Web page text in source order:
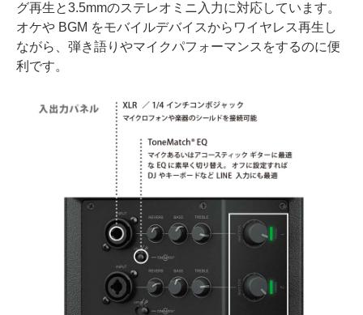
グ再生と3.5mmのステレオミニ入力に対応しています。
オケや BGM をモバイルデバイスからワイヤレス再生し
ながら、弾き語りやマイクパフォーマンスをするのに便
利です。